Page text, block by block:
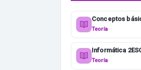
Conceptos
Teoría
Informática
Teoría